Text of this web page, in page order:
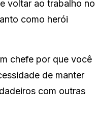
voltar ao trabalho no
como herói
chefe por que você
de manter
com outras